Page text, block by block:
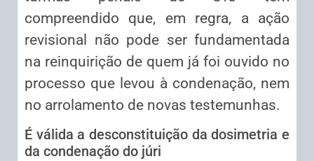
compreendido que, em regra, a ação
revisional não pode ser fundamentada
na reinquirição de quem já foi ouvido no
processo que levou à condenação, nem
no arrolamento de novas testemunhas.
É válida a desconstituição da dosimetria e
da condenação do júri